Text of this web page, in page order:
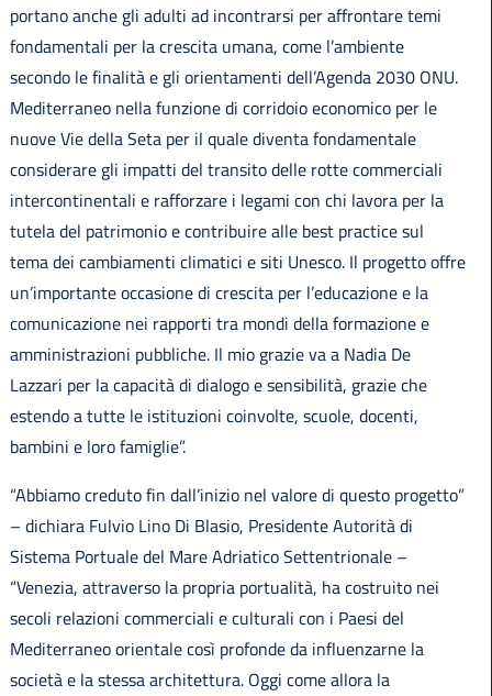
portano anche gli adulti ad incontrarsi per affrontare temi
fondamentali per la crescita umana, come l’ambiente
secondo le finalità e gli orientamenti dell’Agenda 2030 ONU.
Mediterraneo nella funzione di corridoio economico per le
nuove Vie della Seta per il quale diventa fondamentale
considerare gli impatti del transito delle rotte commerciali
intercontinentali e rafforzare i legami con chi lavora per la
tutela del patrimonio e contribuire alle best practice sul
tema dei cambiamenti climatici e siti Unesco. Il progetto offre
un’importante occasione di crescita per l’educazione e la
comunicazione nei rapporti tra mondi della formazione e
amministrazioni pubbliche. Il mio grazie va a Nadia De
Lazzari per la capacità di dialogo e sensibilità, grazie che
estendo a tutte le istituzioni coinvolte, scuole, docenti,
bambini e loro famiglie”.
“Abbiamo creduto fin dall’inizio nel valore di questo progetto”
– dichiara Fulvio Lino Di Blasio, Presidente Autorità di
Sistema Portuale del Mare Adriatico Settentrionale –
“Venezia, attraverso la propria portualità, ha costruito nei
secoli relazioni commerciali e culturali con i Paesi del
Mediterraneo orientale così profonde da influenzarne la
società e la stessa architettura. Oggi come allora la